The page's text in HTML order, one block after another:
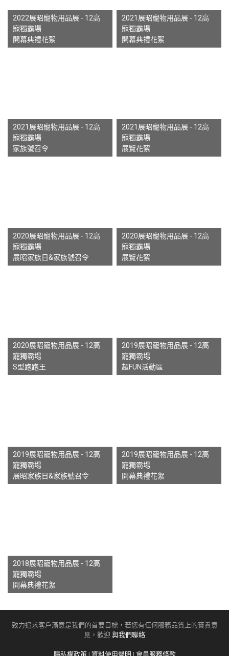
2022展昭寵物用品展 - 12高
寵獨霸場
開幕典禮花絮
2021展昭寵物用品展 - 12高
寵獨霸場
開幕典禮花絮
2021展昭寵物用品展 - 12高
寵獨霸場
家族號召令
2021展昭寵物用品展 - 12高
寵獨霸場
展覽花絮
2020展昭寵物用品展 - 12高
寵獨霸場
展昭家族日&家族號召令
2020展昭寵物用品展 - 12高
寵獨霸場
展覽花絮
2020展昭寵物用品展 - 12高
寵獨霸場
S型跑跑王
2019展昭寵物用品展 - 12高
寵獨霸場
超FUN活動區
2019展昭寵物用品展 - 12高
寵獨霸場
展昭家族日&家族號召令
2019展昭寵物用品展 - 12高
寵獨霸場
開幕典禮花絮
2018展昭寵物用品展 - 12高
寵獨霸場
開幕典禮花絮
致力追求客戶滿意是我們的首要目標，若您有任何服務品質上的寶貴意
見，歡迎 與我們聯絡
隱私權政策| 資料使用聲明 | 會員服務條款